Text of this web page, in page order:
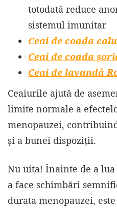
totodată reduce
sistemul imunitar
Ceai de coada
Ceai de coada
Ceai de lavandă
Ceaiurile ajută de
limite normale a
menopauzei,
și a bunei dispoziții.
Nu uita! Înainte de a
a face schimbări
durata menopauzei,